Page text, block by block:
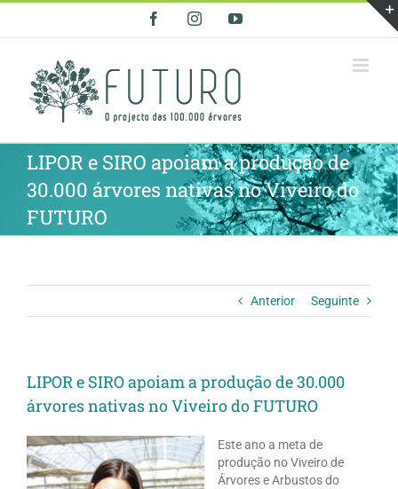
FacebookInstagramYouTube
LIPOR e SIRO apoiam a produção de
30.000 árvores nativas no Viveiro do
FUTURO
Anterior Seguinte
LIPOR e SIRO apoiam a produção de 30.000
árvores nativas no Viveiro do FUTURO
Este ano a meta de
produção no Viveiro de
Árvores e Arbustos do